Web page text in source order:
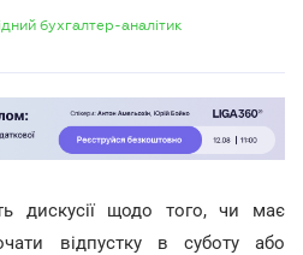
бухгалтер-аналітик
дискусії щодо того, чи має
відпустку в суботу або